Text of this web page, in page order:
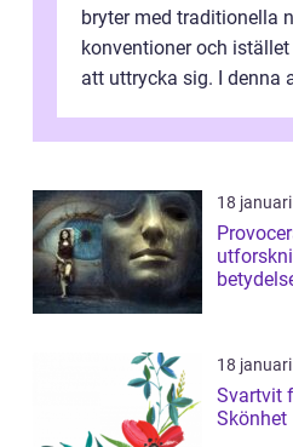
bryter med traditionella
konventioner och
att uttrycka sig. I denna
18
18
Svartvit
Skönhet